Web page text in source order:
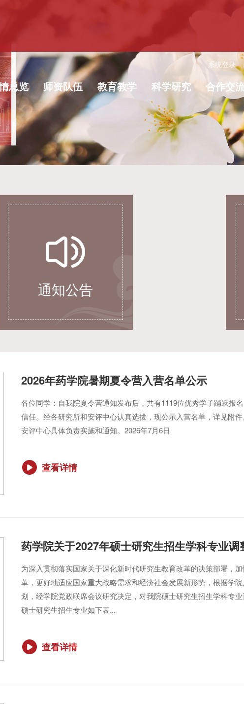
系统登录
总览 师资队伍 教育教学 科学研究 合作交
通知公告
2026年药学院暑期夏令营入营名单公示
各位同学：自我院夏令营通知发布后，共有1119位优秀学子踊跃报
信任。经各研究所和安评中心认真选拔，现公示入营名单，详见附
安评中心具体负责实施和通知。2026年7月6日
查看详情
药学院关于2027年硕士研究生招生学科专业调
为深入贯彻落实国家关于深化新时代研究生教育改革的决策部署，
革，更好地适应国家重大战略需求和经济社会发展新形势，根据学
划，经学院党政联席会议研究决定，对我院硕士研究生招生学科专
硕士研究生招生专业如下表...
查看详情